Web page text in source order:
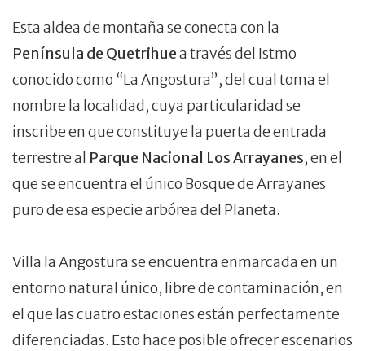
Esta aldea de montaña se conecta con la
Península de Quetrihuea través del Istmo
conocido como “La Angostura”, del cual toma el
nombre la localidad, cuya particularidad se
inscribe en que constituye la puerta de entrada
terrestre al Parque Nacional Los Arrayanes, en el
que se encuentra el único Bosque de Arrayanes
puro de esa especie arbórea del Planeta.
Villa la Angostura se encuentra enmarcada en un
entorno natural único, libre de contaminación, en
el que las cuatro estaciones están perfectamente
diferenciadas. Esto hace posible ofrecer escenarios